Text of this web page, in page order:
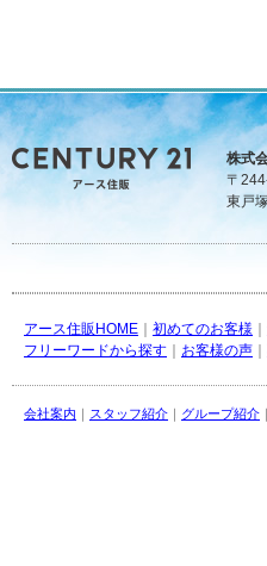
株式
〒
東戸
アース住販HOME 初めてのお客様
フリーワードから探す
お客様の声
会社案内 ｜ スタッフ紹介 ｜ グループ紹介 ｜